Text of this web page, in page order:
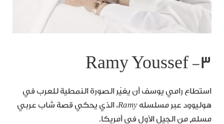
٣- Ramy Youssef
استطاع رامي يوسف أن يغيّر الصورة النمطية للعرب في
هوليوود عبر مسلسله Ramy، الذي يحكي قصة شاب عربي
مسلم من الجيل الأول في أمريكا.